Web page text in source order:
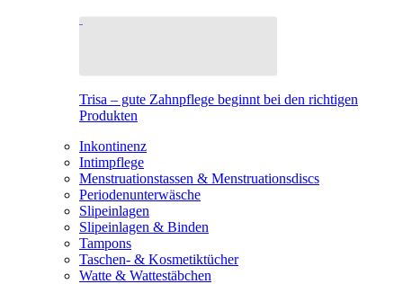
Trisa – gute Zahnpflege beginnt bei den richtigen
Produkten
Inkontinenz
Intimpflege
Menstruationstassen & Menstruationsdiscs
Periodenunterwäsche
Slipeinlagen
Slipeinlagen & Binden
Tampons
Taschen- & Kosmetiktücher
Watte & Wattestäbchen